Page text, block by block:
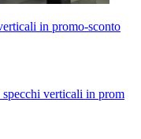
in promo-sconto
verticali in prom